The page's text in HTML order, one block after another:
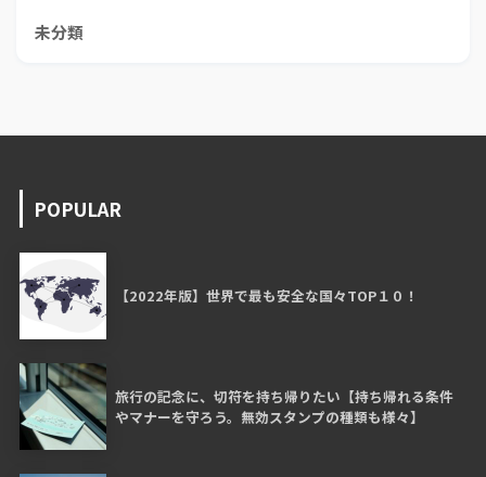
未分類
POPULAR
【2022年版】世界で最も安全な国々TOP１０！
旅行の記念に、切符を持ち帰りたい【持ち帰れる条件
やマナーを守ろう。無効スタンプの種類も様々】